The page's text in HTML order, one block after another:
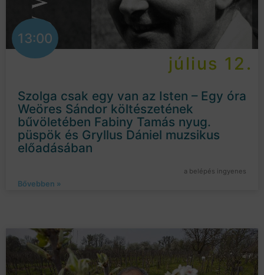
13:00
július 12.
Szolga csak egy van az Isten – Egy óra
Weöres Sándor költészetének
bűvöletében Fabiny Tamás nyug.
püspök és Gryllus Dániel muzsikus
előadásában
a belépés ingyenes
Bővebben »